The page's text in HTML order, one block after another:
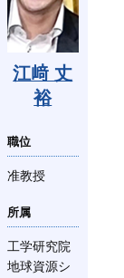
江﨑 丈
裕
職位
准教授
所属
工学研究院
地球資源シ